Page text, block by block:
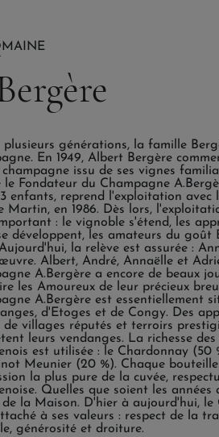
plusieurs générations, la famille
En 1949, Albert Bergère
issu de ses vignes
le Fondateur du Champagne
enfants, reprend l'exploitation avec
Martin, en 1986. Dès lors,
: le vignoble s'étend, les
développent, les amateurs du goût
la relève est assurée :
Albert, André, Annaëlle et
A.Bergère a encore de beaux
les Amoureux de leur précieux
A.Bergère est essentiellement
d'Etoges et de Congy. Des
de villages réputés et terroirs
leurs vendanges. La richesse
est utilisée : le Chardonnay (50
Meunier (20 %). Chaque
la plus pure de la cuvée,
Quelles que soient les
la Maison. D'hier à aujourd'hui, le
à ses valeurs : respect de la
générosité et droiture.